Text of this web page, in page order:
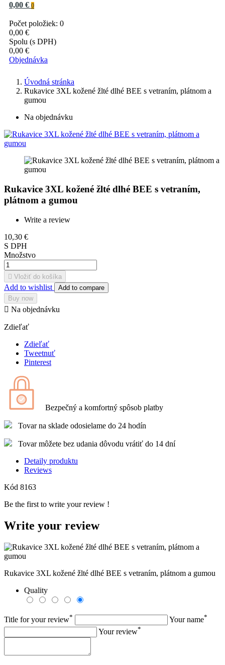
0,00 € 0
Počet položiek: 0
0,00 €
Spolu (s DPH)
0,00 €
Objednávka
Úvodná stránka
Rukavice 3XL kožené žlté dlhé BEE s vetraním, plátnom a
gumou
Na objednávku
Rukavice 3XL kožené žlté dlhé BEE s vetraním,
plátnom a gumou
Write a review
10,30 €
S DPH
Množstvo
 Vložiť do košíka
Add to wishlist
Add to compare
Buy now
 Na objednávku
Zdieľať
Zdieľať
Tweetnuť
Pinterest
Bezpečný a komfortný spôsob platby
Tovar na sklade odosielame do 24 hodín
Tovar môžete bez udania dôvodu vrátiť do 14 dní
Detaily produktu
Reviews
Kód 8163
Be the first to write your review !
Write your review
Rukavice 3XL kožené žlté dlhé BEE s vetraním, plátnom a gumou
Quality
Title for your review* Your name*
Your review*